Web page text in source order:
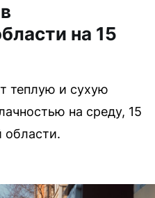
на 15
теплую и сухую
на среду, 15
области.